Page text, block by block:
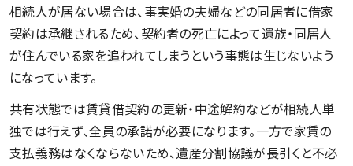
相続人が居ない場合は、事実婚の夫婦などの同居者に借家
契約は承継されるため、契約者の死亡によって遺族・同居人
が住んでいる家を追われてしまうという事態は生じないよう
になっています。
共有状態では賃貸借契約の更新・中途解約などが相続人単
独では行えず、全員の承諾が必要になります。一方で家賃の
支払義務はなくならないため、遺産分割協議が長引くと不必